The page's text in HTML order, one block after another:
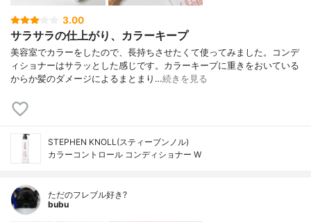
3.00
サラサラの仕上がり、カラーキープ
美容室でカラーをしたので、長持ちさせたくて使ってみました。コンデ
ィショナーはサラッとした感じです。カラーキープに重きをおいている
からか髪のダメージによるまとまり…続きを見る
STEPHEN KNOLL(スティーブンノル)
カラーコントロール コンディショナー W
ただのフレブル好き?
bubu